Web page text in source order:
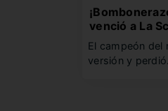
venció a La
El campeón del
versión y